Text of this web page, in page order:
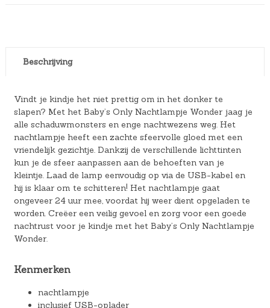
Beschrijving
Vindt je kindje het niet prettig om in het donker te
slapen? Met het Baby’s Only Nachtlampje Wonder jaag je
alle schaduwmonsters en enge nachtwezens weg. Het
nachtlampje heeft een zachte sfeervolle gloed met een
vriendelijk gezichtje. Dankzij de verschillende lichttinten
kun je de sfeer aanpassen aan de behoeften van je
kleintje. Laad de lamp eenvoudig op via de USB-kabel en
hij is klaar om te schitteren! Het nachtlampje gaat
ongeveer 24 uur mee, voordat hij weer dient opgeladen te
worden. Creëer een veilig gevoel en zorg voor een goede
nachtrust voor je kindje met het Baby’s Only Nachtlampje
Wonder.
Kenmerken
nachtlampje
inclusief USB-oplader